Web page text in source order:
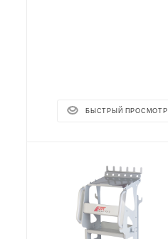
БЫСТРЫЙ ПРОСМОТР